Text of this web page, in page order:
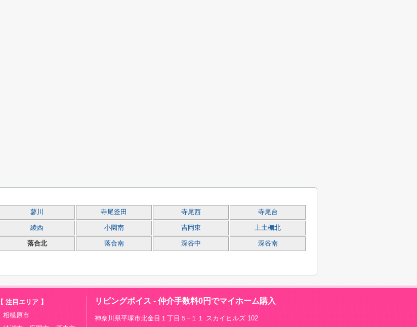
蓼川 寺尾釜田 寺尾西 寺尾台
綾西 小園南 吉岡東 上土棚北
落合北 落合南 深谷中 深谷南
【 注目エリア 】
相模原市
リビングボイス - 仲介手数料0円でマイホーム購入
神奈川県平塚市北金目１丁目５−１１ スカイヒルズ 102